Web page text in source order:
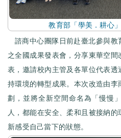
教育部「學美．耕心
諮商中心團隊日前赴臺北參與
之全國成果發表會，分享東華空
表，邀請校內主管及各單位代表
持環境的轉型成果。本次改造由
劃，並將全新空間命名為「慢慢
人，都能在安全、柔和且被接納
新感受自己當下的狀態。